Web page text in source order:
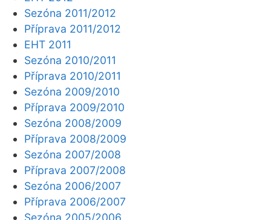
Sezóna 2011/2012
Příprava 2011/2012
EHT 2011
Sezóna 2010/2011
Příprava 2010/2011
Sezóna 2009/2010
Příprava 2009/2010
Sezóna 2008/2009
Příprava 2008/2009
Sezóna 2007/2008
Příprava 2007/2008
Sezóna 2006/2007
Příprava 2006/2007
Sezóna 2005/2006